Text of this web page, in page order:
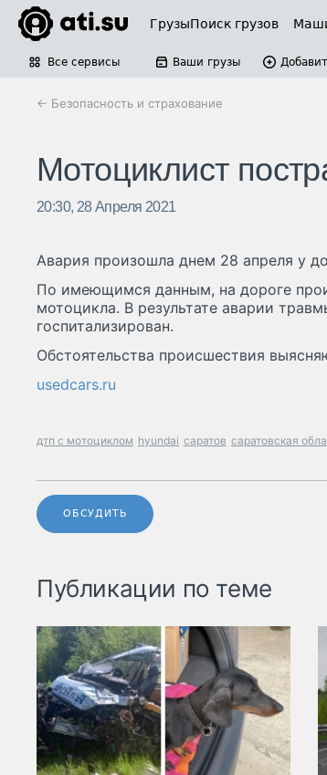
ГрузыПоиск грузов
Все сервисы Ваши грузы
← Безопасность и страхование
Мотоциклист
20:30, 28 Апреля 2021
Авария произошла днем 28 апреля у
По имеющимся данным, на дороге
мотоцикла. В результате аварии
госпитализирован.
Обстоятельства происшествия
usedcars.ru
дтп с мотоциклом hyundai саратов саратовская
ОБСУДИТЬ
Публикации по теме